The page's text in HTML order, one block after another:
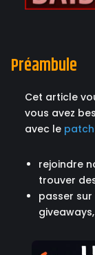
Préambule
Cet article
vous avez
avec le patch
rejoindre
trouver
passer sur